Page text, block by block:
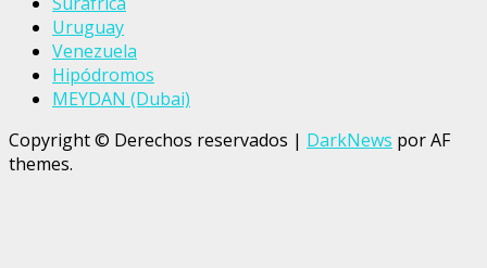
Uruguay
Venezuela
Hipódromos
MEYDAN (Dubai)
Copyright © Derechos reservados | DarkNews por AF
themes.